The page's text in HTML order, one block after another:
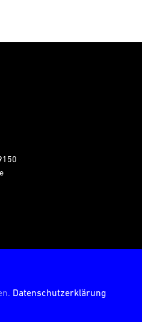
Datenschutzerklärung